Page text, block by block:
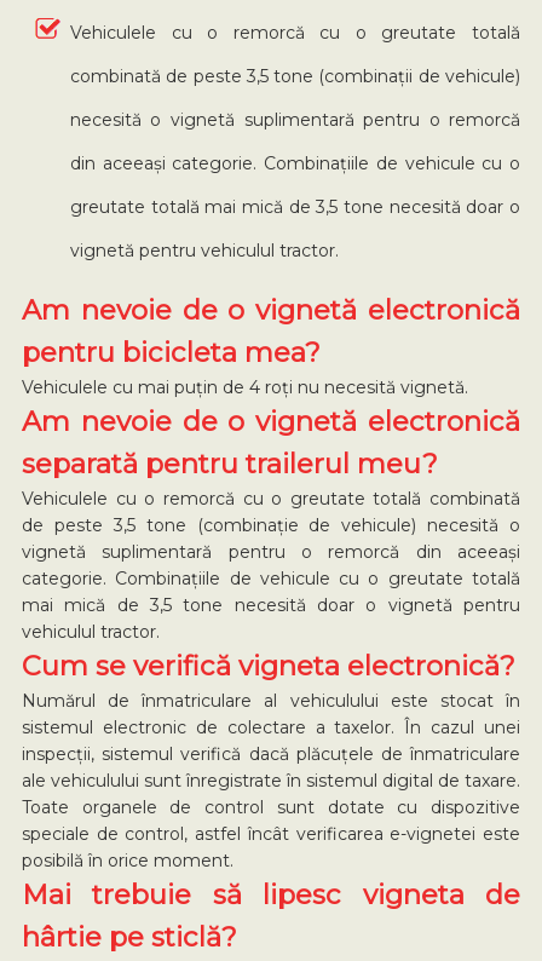
Vehiculele cu o remorcă cu o greutate totală
combinată de peste 3,5 tone (combinații de vehicule)
necesită o vignetă suplimentară pentru o remorcă
din aceeași categorie. Combinațiile de vehicule cu o
greutate totală mai mică de 3,5 tone necesită doar o
vignetă pentru vehiculul tractor.
Am nevoie de o vignetă electronică
pentru bicicleta mea?
Vehiculele cu mai puțin de 4 roți nu necesită vignetă.
Am nevoie de o vignetă electronică
separată pentru trailerul meu?
Vehiculele cu o remorcă cu o greutate totală combinată
de peste 3,5 tone (combinație de vehicule) necesită o
vignetă suplimentară pentru o remorcă din aceeași
categorie. Combinațiile de vehicule cu o greutate totală
mai mică de 3,5 tone necesită doar o vignetă pentru
vehiculul tractor.
Cum se verifică vigneta electronică?
Numărul de înmatriculare al vehiculului este stocat în
sistemul electronic de colectare a taxelor. În cazul unei
inspecții, sistemul verifică dacă plăcuțele de înmatriculare
ale vehiculului sunt înregistrate în sistemul digital de taxare.
Toate organele de control sunt dotate cu dispozitive
speciale de control, astfel încât verificarea e-vignetei este
posibilă în orice moment.
Mai trebuie să lipesc vigneta de
hârtie pe sticlă?